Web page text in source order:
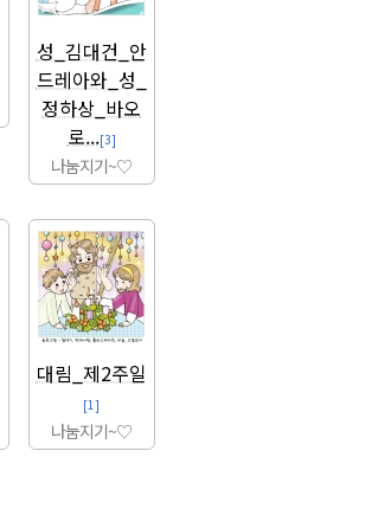
성_김대건_안
드레아와_성_
정하상_바오
로...[3]
나눔지기~♡
대림_제2주일
[1]
나눔지기~♡